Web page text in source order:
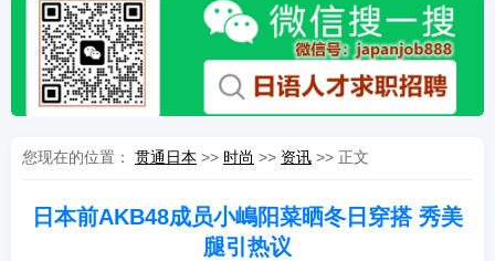
您现在的位置： 贯通日本 >> 时尚 >> 资讯 >> 正文
日本前AKB48成员小嶋阳菜晒冬日穿搭 秀美
腿引热议